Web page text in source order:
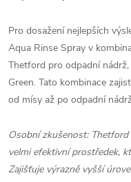
Pro dosažení nejlepších
Aqua Rinse Spray v
Thetford pro odpadní
Green. Tato kombinace
od mísy až po odpadní
Osobní zkušenost:
velmi efektivní prostředek,
Zajišťuje výrazně vyšší